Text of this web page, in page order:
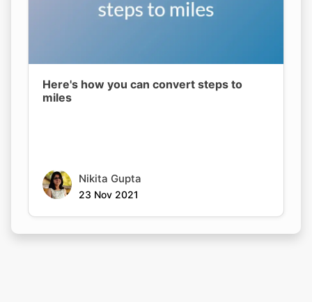
Here's how you can convert steps to
miles
Nikita Gupta
23 Nov 2021